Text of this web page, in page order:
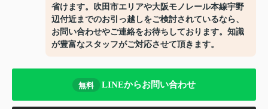
省けます。吹田市エリアや大阪モノレール本線宇野
辺付近までのお引っ越しをご検討されているなら、
お問い合わせやご連絡をお待ちしております。知識
が豊富なスタッフがご対応させて頂きます。
無料 LINEからお問い合わせ